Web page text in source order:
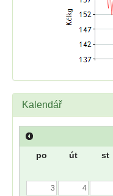
Kalendář
po út st
3
4